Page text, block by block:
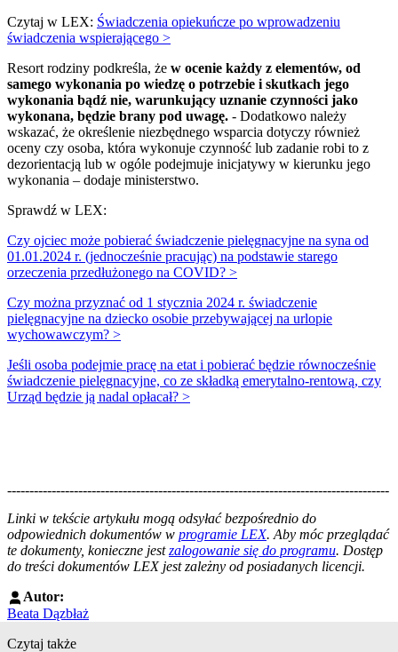
Czytaj w LEX: Świadczenia opiekuńcze po wprowadzeniu
świadczenia wspierającego >
Resort rodziny podkreśla, że w ocenie każdy z elementów, od
samego wykonania po wiedzę o potrzebie i skutkach jego
wykonania bądź nie, warunkujący uznanie czynności jako
wykonana, będzie brany pod uwagę. - Dodatkowo należy
wskazać, że określenie niezbędnego wsparcia dotyczy również
oceny czy osoba, która wykonuje czynność lub zadanie robi to z
dezorientacją lub w ogóle podejmuje inicjatywy w kierunku jego
wykonania – dodaje ministerstwo.
Sprawdź w LEX:
Czy ojciec może pobierać świadczenie pielęgnacyjne na syna od
01.01.2024 r. (jednocześnie pracując) na podstawie starego
orzeczenia przedłużonego na COVID? >
Czy można przyznać od 1 stycznia 2024 r. świadczenie
pielęgnacyjne na dziecko osobie przebywającej na urlopie
wychowawczym? >
Jeśli osoba podejmie pracę na etat i pobierać będzie równocześnie
świadczenie pielęgnacyjne, co ze składką emerytalno-rentową, czy
Urząd będzie ją nadal opłacał? >
--------------------------------------------------------------------------------------
Linki w tekście artykułu mogą odsyłać bezpośrednio do
odpowiednich dokumentów w programie LEX. Aby móc przeglądać
te dokumenty, konieczne jestzalogowanie się do programu. Dostęp
do treści dokumentów LEX jest zależny od posiadanych licencji.
Autor:
Beata Dązbłaż
Czytaj także